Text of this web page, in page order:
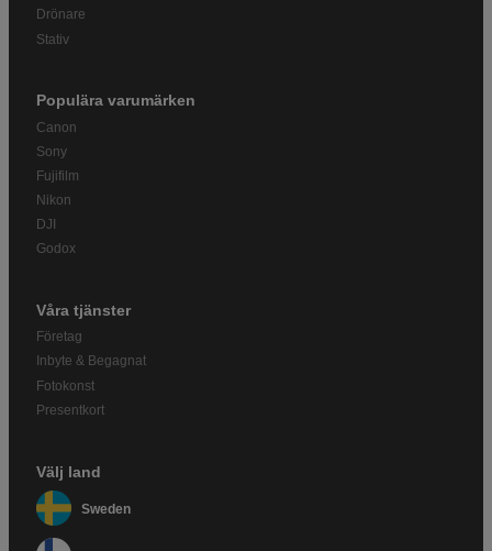
Drönare
Stativ
Populära varumärken
Canon
Sony
Fujifilm
Nikon
DJI
Godox
Våra tjänster
Företag
Inbyte & Begagnat
Fotokonst
Presentkort
Välj land
Sweden